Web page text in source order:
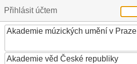
Přihlásit účtem
Akademie múzických umění v Praze
Akademie věd České republiky